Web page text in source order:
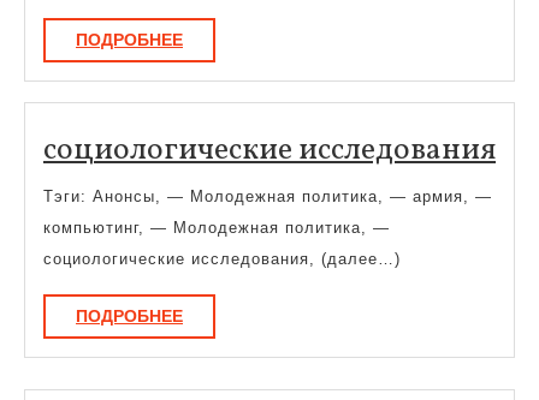
ПОДРОБНЕЕПОДРОБНЕЕ
социологические исследования
Тэги: Анонсы, — Молодежная политика, — армия, —
компьютинг, — Молодежная политика, —
социологические исследования, (далее…)
ПОДРОБНЕЕПОДРОБНЕЕ